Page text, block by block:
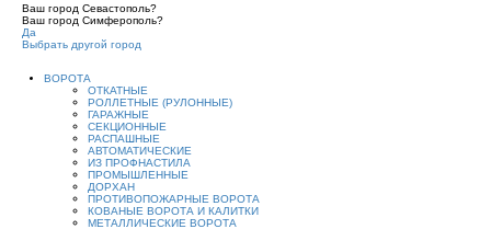
Ваш город Севастополь?
Ваш город Симферополь?
Да
Выбрать другой город
ВОРОТА
ОТКАТНЫЕ
РОЛЛЕТНЫЕ (РУЛОННЫЕ)
ГАРАЖНЫЕ
СЕКЦИОННЫЕ
РАСПАШНЫЕ
АВТОМАТИЧЕСКИЕ
ИЗ ПРОФНАСТИЛА
ПРОМЫШЛЕННЫЕ
ДОРХАН
ПРОТИВОПОЖАРНЫЕ ВОРОТА
КОВАНЫЕ ВОРОТА И КАЛИТКИ
МЕТАЛЛИЧЕСКИЕ ВОРОТА